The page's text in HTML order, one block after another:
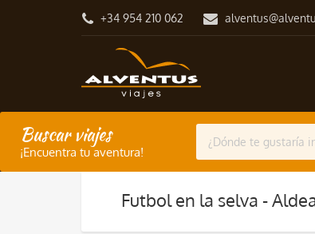
+34 954 210 062
Buscar viajes
¡Encuentra tu aventura!
Futbol en la selva -